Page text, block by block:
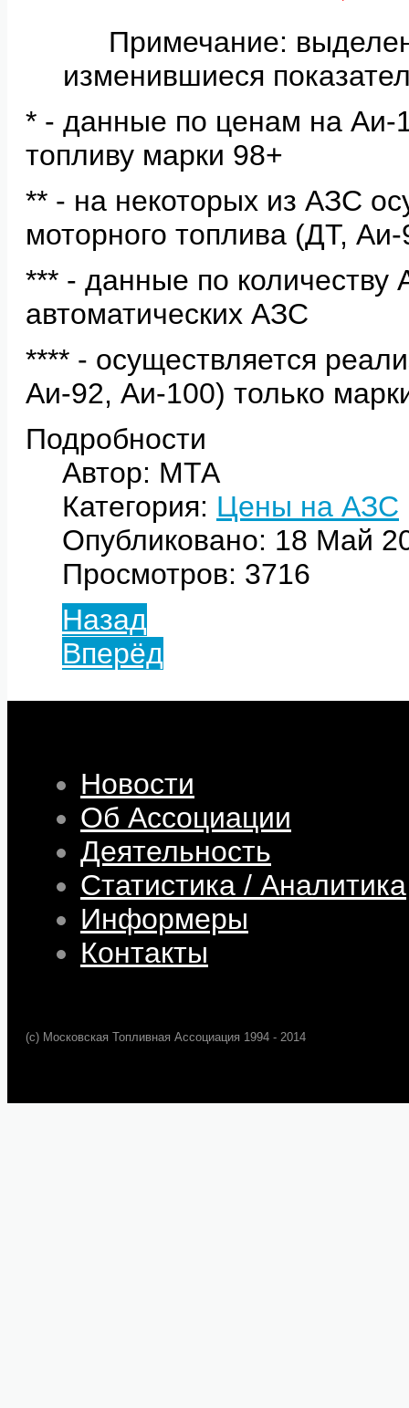
Примечание:
изменившиеся
* - данные по ценам на Аи-
топливу марки 98+
** - на некоторых из АЗС
моторного топлива (ДТ,
*** - данные по количеству
автоматических АЗС
**** - осуществляется
Аи-92, Аи-100) только
Подробности
Автор: МТА
Категория: Цены на АЗС
Опубликовано: 18 Май
Просмотров: 3716
Назад
Вперёд
Новости
Об Ассоциации
Деятельность
Статистика / Аналитика
Информеры
Контакты
(c) Московская Топливная Ассоциация 1994 - 2014